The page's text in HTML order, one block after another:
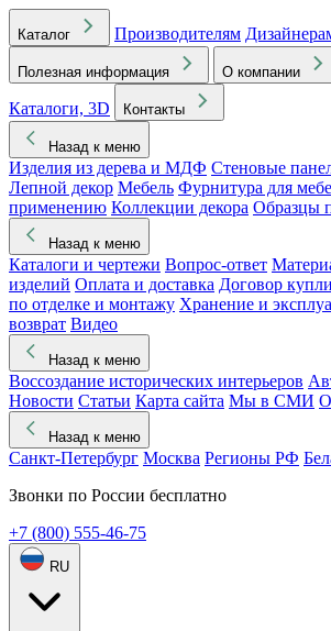
Каталог Производителям
Полезная информация О компании
Каталоги, 3D
Контакты
Назад к меню
Изделия из дерева и МДФ Стеновые
Лепной декор Мебель Фурнитура для
применению Коллекции декора Образцы
Назад к меню
Каталоги и чертежи Вопрос-ответ
изделий Оплата и доставка Договор
по отделке и монтажу Хранение и
возврат Видео
Назад к меню
Воссоздание исторических интерьеров
Новости Статьи Карта сайта Мы в СМИ
Назад к меню
Санкт-Петербург Москва Регионы РФ
Звонки по России бесплатно
+7 (800) 555-46-75
RU